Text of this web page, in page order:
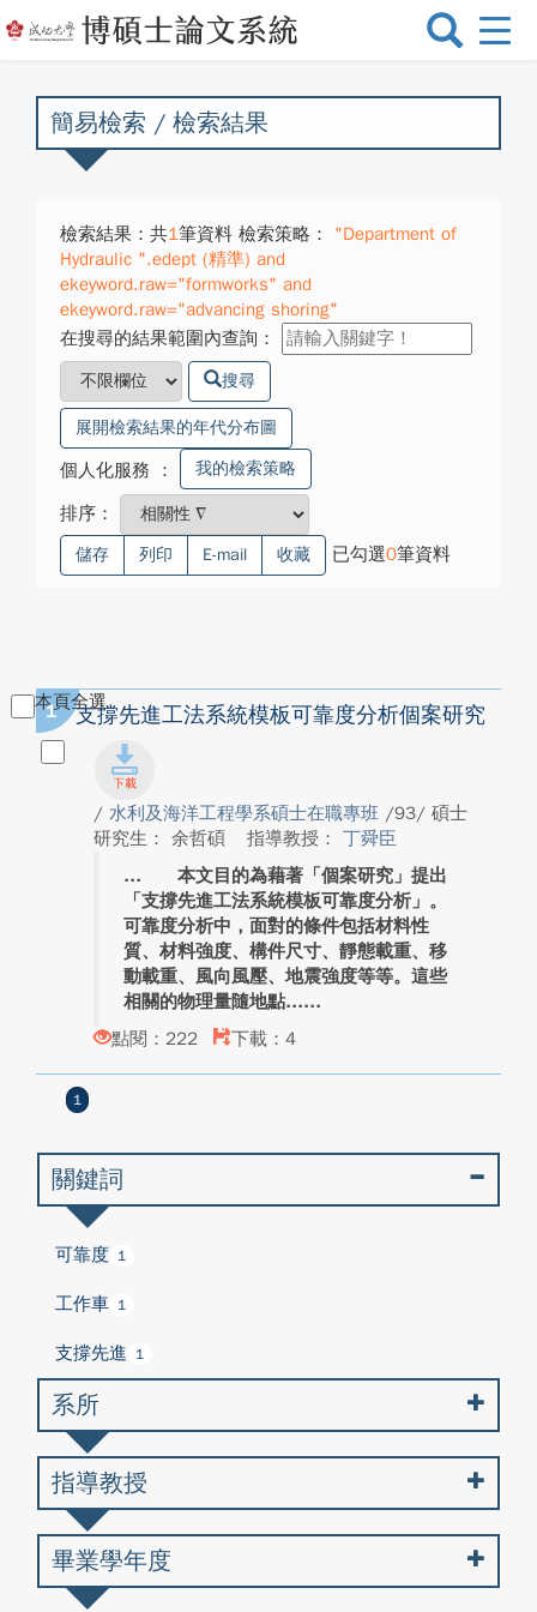
選
換
簡易檢索 / 檢索結果
檢索結果：共1筆資料 檢索策略：
"Department of
Hydraulic ".edept (精準) and
ekeyword.raw="formworks" and
ekeyword.raw="advancing shoring"
在搜尋的結果範圍內查詢：
搜尋
展開檢索結果的年代分布圖
個人化服務 ： 我的檢索策略
排序：
儲存 列印 E-mail 收藏 已勾選0筆資料
本頁全選
1 支撐先進工法系統模板可靠度分析個案研究
/ 水利及海洋工程學系碩士在職專班 /93/ 碩士
研究生： 余哲碩
指導教授： 丁舜臣
本文目的為藉著「個案研究」提出
「支撐先進工法系統模板可靠度分析」。
可靠度分析中，面對的條件包括材料性
質、材料強度、構件尺寸、靜態載重、移
動載重、風向風壓、地震強度等等。這些
相關的物理量隨地點...
點閱：222
下載：4
1
關鍵詞
可靠度 1
工作車 1
支撐先進 1
系所
指導教授
畢業學年度